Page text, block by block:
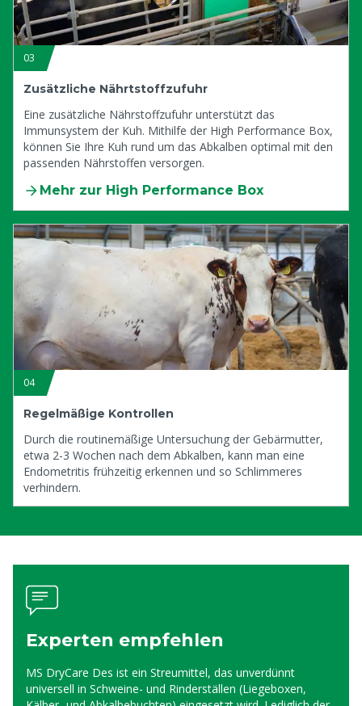
03
Zusätzliche Nährtstoffzufuhr
Eine zusätzliche Nährstoffzufuhr unterstützt das
Immunsystem der Kuh. Mithilfe der High Performance Box,
können Sie Ihre Kuh rund um das Abkalben optimal mit den
passenden Nährstoffen versorgen.
Mehr zur High Performance Box
04
Regelmäßige Kontrollen
Durch die routinemäßige Untersuchung der Gebärmutter,
etwa 2-3 Wochen nach dem Abkalben, kann man eine
Endometritis frühzeitig erkennen und so Schlimmeres
verhindern.
Experten empfehlen
MS DryCare Des ist ein Streumittel, das unverdünnt
universell in Schweine- und Rinderställen (Liegeboxen,